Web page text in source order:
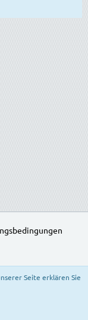
5.3.24
Seite erklären Sie